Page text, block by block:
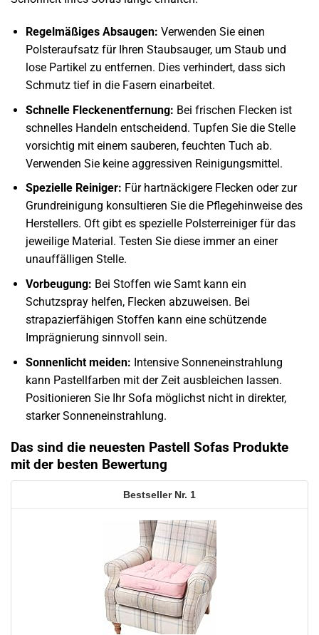
Regelmäßiges Absaugen: Verwenden Sie einen
Polsteraufsatz für Ihren Staubsauger, um Staub und
lose Partikel zu entfernen. Dies verhindert, dass sich
Schmutz tief in die Fasern einarbeitet.
Schnelle Fleckenentfernung: Bei frischen Flecken ist
schnelles Handeln entscheidend. Tupfen Sie die Stelle
vorsichtig mit einem sauberen, feuchten Tuch ab.
Verwenden Sie keine aggressiven Reinigungsmittel.
Spezielle Reiniger: Für hartnäckigere Flecken oder zur
Grundreinigung konsultieren Sie die Pflegehinweise des
Herstellers. Oft gibt es spezielle Polsterreiniger für das
jeweilige Material. Testen Sie diese immer an einer
unauffälligen Stelle.
Vorbeugung: Bei Stoffen wie Samt kann ein
Schutzspray helfen, Flecken abzuweisen. Bei
strapazierfähigen Stoffen kann eine schützende
Imprägnierung sinnvoll sein.
Sonnenlicht meiden: Intensive Sonneneinstrahlung
kann Pastellfarben mit der Zeit ausbleichen lassen.
Positionieren Sie Ihr Sofa möglichst nicht in direkter,
starker Sonneneinstrahlung.
Das sind die neuesten Pastell Sofas Produkte
mit der besten Bewertung
1